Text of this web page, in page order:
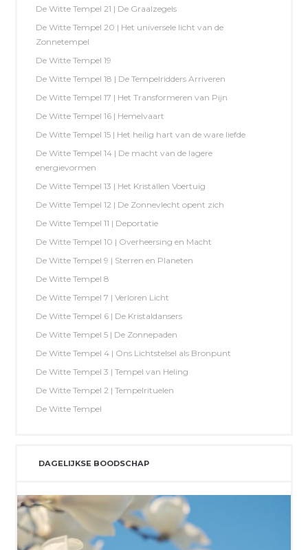
De Witte Tempel 21 | De Graalzegels
De Witte Tempel 20 | Het universele licht van de
Zonnetempel
De Witte Tempel 19
De Witte Tempel 18 | De Tempelridders Arriveren
De Witte Tempel 17 | Het Transformeren van Pijn
De Witte Tempel 16 | Hemelvaart
De Witte Tempel 15 | Het heilig hart van de ware liefde
De Witte Tempel 14 | De macht van de lagere
energievormen
De Witte Tempel 13 | Het Kristallen Voertuig
De Witte Tempel 12 | De Zonnevlecht opent zich
De Witte Tempel 11 | Deportatie
De Witte Tempel 10 | Overheersing en Macht
De Witte Tempel 9 | Sterren en Planeten
De Witte Tempel 8
De Witte Tempel 7 | Verloren Licht
De Witte Tempel 6 | De Kristaldansers
De Witte Tempel 5 | De Zonnepaden
De Witte Tempel 4 | Ons Lichtstelsel als Bronpunt
De Witte Tempel 3 | Tempel van Heling
De Witte Tempel 2 | Tempelrituelen
De Witte Tempel
DAGELIJKSE BOODSCHAP